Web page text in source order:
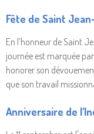
Fête de Saint
En l’honneur de Saint
journée est marquée
honorer son
que son travail
Anniversaire de